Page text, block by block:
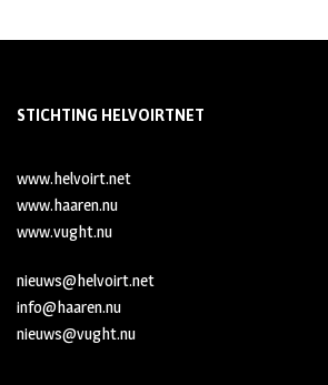
STICHTING HELVOIRTNET
www.helvoirt.net
www.haaren.nu
www.vught.nu
nieuws@helvoirt.net
info@haaren.nu
nieuws@vught.nu